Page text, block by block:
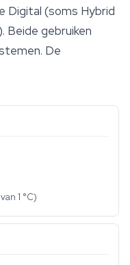
Digital (soms Hybrid
Beide gebruiken
De
1 °C)